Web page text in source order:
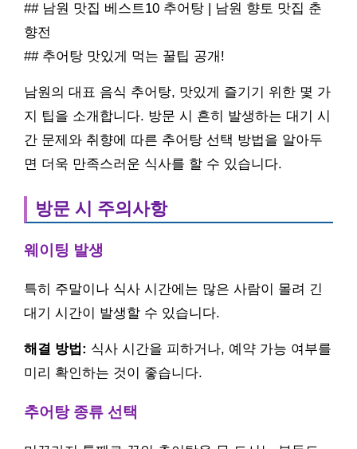
## 남원 맛집 베스트10 추어탕 | 남원 향토 맛집 춘
향전
## 추어탕 맛있게 먹는 꿀팁 공개!
남원의 대표 음식 추어탕, 맛있게 즐기기 위한 몇 가
지 팁을 소개합니다. 방문 시 흔히 발생하는 대기 시
간 문제와 취향에 따른 추어탕 선택 방법을 알아두
면 더욱 만족스러운 식사를 할 수 있습니다.
방문 시 주의사항
웨이팅 발생
특히 주말이나 식사 시간에는 많은 사람이 몰려 긴
대기 시간이 발생할 수 있습니다.
해결 방법: 식사 시간을 피하거나, 예약 가능 여부를
미리 확인하는 것이 좋습니다.
추어탕 종류 선택